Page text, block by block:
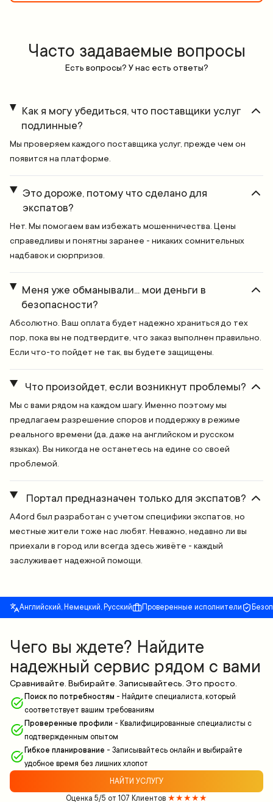
Часто задаваемые вопросы
Есть вопросы? У нас есть ответы?
Как я могу убедиться, что поставщики услуг
подлинные?
Мы проверяем каждого поставщика услуг, прежде чем он
появится на платформе.
Это дороже, потому что сделано для
экспатов?
Нет. Мы помогаем вам избежать мошенничества. Цены
справедливы и понятны заранее - никаких сомнительных
надбавок и сюрпризов.
Меня уже обманывали... мои деньги в
безопасности?
Абсолютно. Ваш оплата будет надежно храниться до тех
пор, пока вы не подтвердите, что заказ выполнен правильно.
Если что-то пойдет не так, вы будете защищены.
Что произойдет, если возникнут проблемы?
Мы с вами рядом на каждом шагу. Именно поэтому мы
предлагаем разрешение споров и поддержку в режиме
реального времени (да, даже на английском и русском
языках). Вы никогда не останетесь на едине со своей
проблемой.
Портал предназначен только для экспатов?
A4ord был разработан с учетом специфики экспатов, но
местные жители тоже нас любят. Неважно, недавно ли вы
приехали в город или всегда здесь живёте - каждый
заслуживает надежной помощи.
Английский, Немецкий, Русский Проверенные исполнители
Чего вы ждете? Найдите
надежный сервис рядом с вами
Сравнивайте. Выбирайте. Записывайтесь. Это просто.
Поиск по потребностям - Найдите специалиста, который
соответствует вашим требованиям
Проверенные профили - Квалифицированные специалисты с
подтвержденным опытом
Гибкое планирование - Записывайтесь онлайн и выбирайте
удобное время без лишних хлопот
НАЙТИ УСЛУГУ
Оценка 5/5 от 107 Клиентов ★★★★★